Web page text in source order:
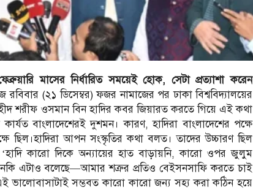
মাসের নির্ধারিত সময়েই হোক, সেটা প্রত্যাশা করেন
(২১ ডিসেম্বর) ফজর নামাজের পর ঢাকা বিশ্ববিদ্যালয়ের
শরীফ ওসমান বিন হাদির কবর জিয়ারত করতে গিয়ে এই কথা
বাংলাদেশেরই দুশমন। কারণ, হাদিরা বাংলাদেশের পক্ষে
ছিল।হাদিরা আপন সংস্কৃতির কথা বলত। তাদের উচ্চারণ ছিল
কারো দিকে অন্যায়ের হাত বাড়ায়নি, কারো ওপর জুলুম
এটাও বলেছে—আমার শত্রুর প্রতিও বেইসনসাফি করতে চাই
ভালোবাসাটাই সম্ভবত কারো কারো জন্য সহ্য করা কঠিন হয়ে